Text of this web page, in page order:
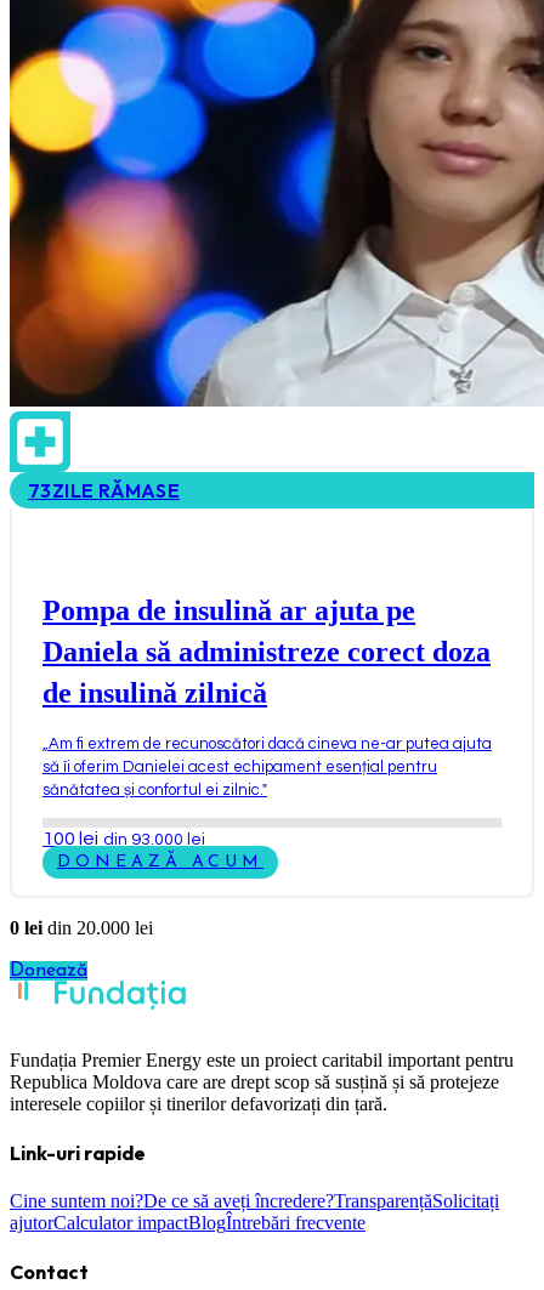
73ZILE RĂMASE
Pompa de insulină ar ajuta pe
Daniela să administreze corect doza
de insulină zilnică
Am fi extrem de recunoscători dacă cineva ne-ar putea ajuta
să îi oferim Danielei acest echipament esențial pentru
sănătatea și confortul ei zilnic. "
100 lei din 93.000 lei
DONEAZĂ ACUM
0 lei din 20.000 lei
Donează
Fundația Premier Energy este un proiect caritabil important pentru
Republica Moldova care are drept scop să susțină și să protejeze
interesele copiilor și tinerilor defavorizați din țară.
Link-uri rapide
Cine suntem noi?De ce să aveți încredere?TransparențăSolicitați
ajutorCalculator impactBlogÎntrebări frecvente
Contact